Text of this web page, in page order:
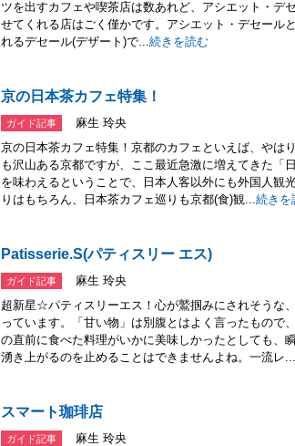
ツを出すカフェや喫茶店は数あれど、アシエット・デ
せてくれる店はごく僅かです。アシエット・デセール
れるデセール(デザート)で...続きを読む
京の日本茶カフェ特集！
ガイド記事
麻生 玲央
京の日本茶カフェ特集！京都のカフェといえば、やは
も沢山ある京都ですが、ここ最近急激に増えてきた「
を味わえるということで、日本人客以外にも外国人観
りはもちろん、日本茶カフェ巡りも京都(食)観...続きを
Patisserie.S(パティスリー エス)
ガイド記事
麻生 玲央
超新星☆パティスリーエス！心が鷲掴みにされそうな
っています。「甘い物」は別腹とはよく言ったもので
の直前に食べた料理がいかに美味しかったとしても、
湧き上がるのを止めることはできませんよね。一流レ...
スマート珈琲店
ガイド記事
麻生 玲央